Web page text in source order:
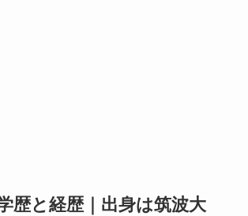
歴と経歴｜出身は筑波大